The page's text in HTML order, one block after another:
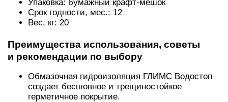
Упаковка: бумажный крафт-мешок
Срок годности, мес.: 12
Вес, кг: 20
Преимущества использования, советы
и рекомендации по выбору
Обмазочная гидроизоляция ГЛИМС Водостоп
создает бесшовное и трещиностойкое
герметичное покрытие.